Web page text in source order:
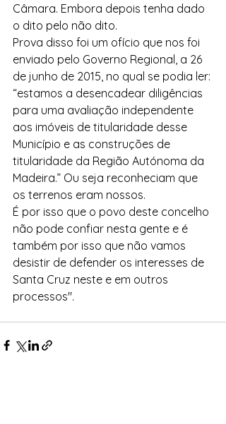
Câmara. Embora depois tenha dado
o dito pelo não dito.
Prova disso foi um ofício que nos foi
enviado pelo Governo Regional, a 26
de junho de 2015, no qual se podia ler:
“estamos a desencadear diligências
para uma avaliação independente
aos imóveis de titularidade desse
Município e as construções de
titularidade da Região Autónoma da
Madeira.” Ou seja reconheciam que
os terrenos eram nossos.
É por isso que o povo deste concelho
não pode confiar nesta gente e é
também por isso que não vamos
desistir de defender os interesses de
Santa Cruz neste e em outros
processos".